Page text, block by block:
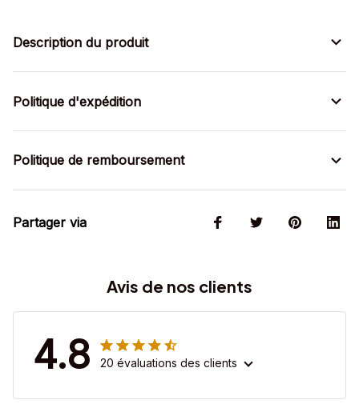
Description du produit
Politique d'expédition
Politique de remboursement
Partager via
Avis de nos clients
4.8 20 évaluations des clients